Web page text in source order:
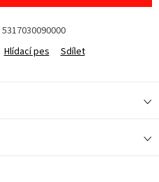
5317030090000
Hlídací pes Sdílet